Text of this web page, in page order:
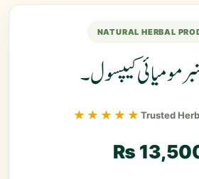
NATURAL HERBAL
مومیائی کیپسول۔
★★★★★ Trusted
₨